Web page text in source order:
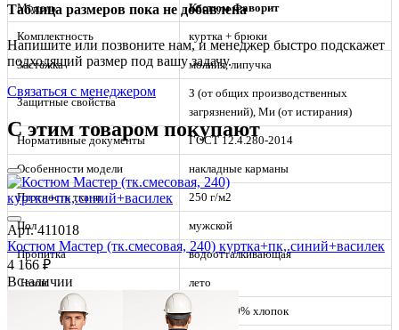
Модель Костюм Фаворит
Комплектность куртка + брюки
Застёжка молния, липучка
Защитные свойства
З (от общих производственных
загрязнений), Ми (от истирания)
Нормативные документы ГОСТ 12.4.280-2014
Особенности модели накладные карманы
Плотность ткани 250 г/м2
Пол мужской
Пропитка водоотталкивающая
Сезон лето
Состав ткани саржа 100% хлопок
Таблица размеров пока не добавлена
Напишите или позвоните нам, и менеджер быстро подскажет
подходящий размер под вашу задачу.
Связаться с менеджером
С этим товаром покупают
Арт. 411018
Костюм Мастер (тк.смесовая, 240) куртка+пк,.синий+василек
4 166 ₽
В наличии